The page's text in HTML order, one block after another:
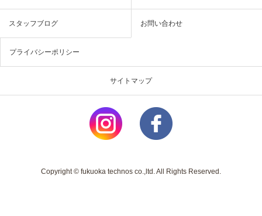
スタッフブログ お問い合わせ
プライバシーポリシー
サイトマップ
Copyright © fukuoka technos co.,ltd. All Rights Reserved.